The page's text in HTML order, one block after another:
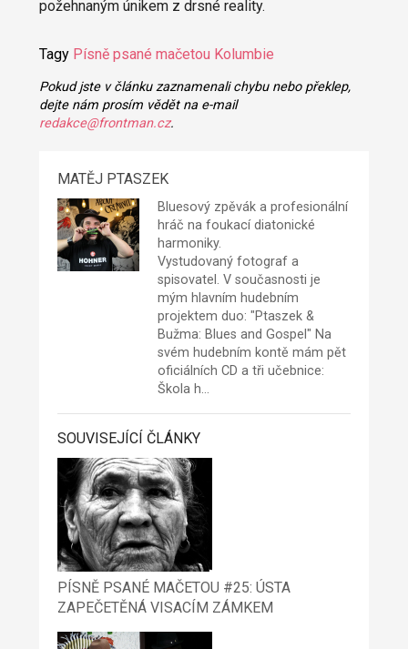
požehnaným únikem z drsné reality.
Tagy Písně psané mačetou Kolumbie
Pokud jste v článku zaznamenali chybu nebo překlep,
dejte nám prosím vědět na e-mail
redakce@frontman.cz.
MATĚJ PTASZEK
Bluesový zpěvák a profesionální
hráč na foukací diatonické
harmoniky.
Vystudovaný fotograf a
spisovatel. V současnosti je
mým hlavním hudebním
projektem duo: "Ptaszek &
Bužma: Blues and Gospel" Na
svém hudebním kontě mám pět
oficiálních CD a tři učebnice:
Škola h…
SOUVISEJÍCÍ ČLÁNKY
PÍSNĚ PSANÉ MAČETOU #25: ÚSTA
ZAPEČETĚNÁ VISACÍM ZÁMKEM